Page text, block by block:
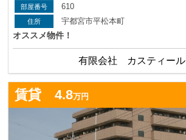
610
宇都宮市平松本町
オススメ物件！
有限会社 カスティール
賃貸 4.8万円